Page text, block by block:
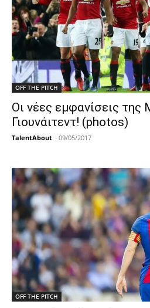
OFF THE PITCH
Οι νέες εμφανίσεις
Γιουνάιτεντ! (photos)
TalentAbout - 09/05/2017
OFF THE PITCH